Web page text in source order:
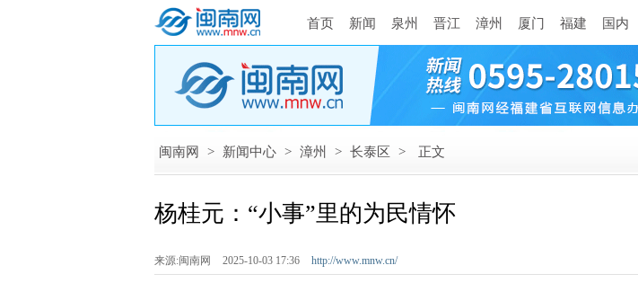
首页 新闻 泉州 晋江 漳州 厦门 福建 国内
闽南网 > 新闻中心 > 漳州 > 长泰区 > 正文
杨桂元：“小事”里的为民情怀
来源:闽南网 2025-10-03 17:36 http://www.mnw.cn/